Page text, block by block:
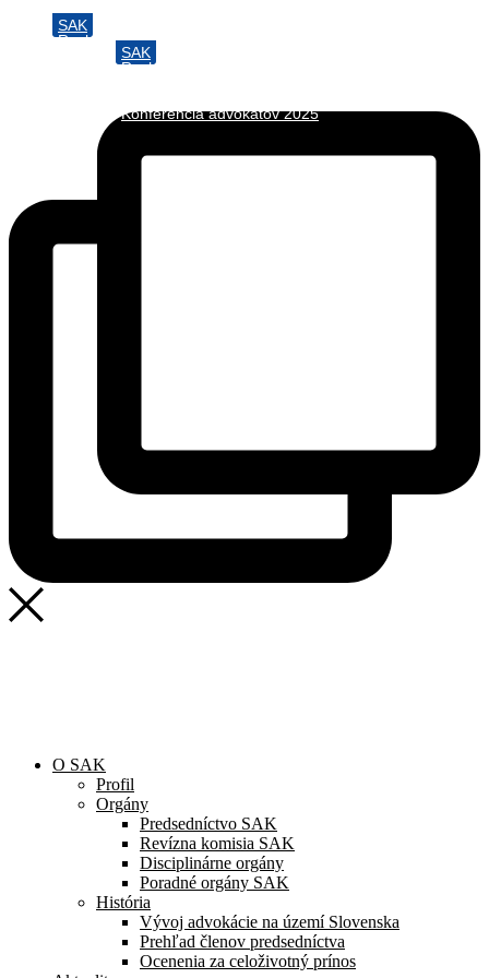
PreskočiťSAK
Rozhodcovský súd SAK
SAK
Rozhodcovský súd SAK
Konferencia advokátov 2025
O SAK
Profil
Orgány
Predsedníctvo SAK
Revízna komisia SAK
Disciplinárne orgány
Poradné orgány SAK
História
Vývoj advokácie na území Slovenska
Prehľad členov predsedníctva
Ocenenia za celoživotný prínos